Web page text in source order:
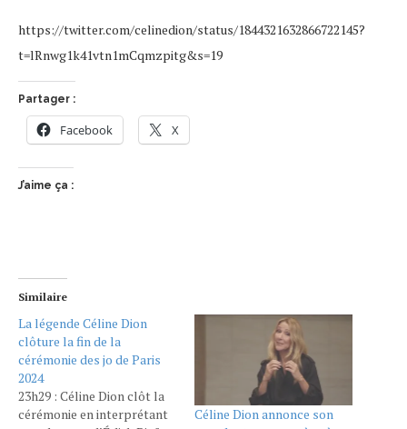
https://twitter.com/celinedion/status/1844321632866722145?
t=lRnwg1k41vtn1mCqmzpitg&s=19
Partager :
Facebook X
J’aime ça :
Similaire
La légende Céline Dion
clôture la fin de la
cérémonie des jo de Paris
2024
23h29 : Céline Dion clôt la
cérémonie en interprétant
Céline Dion annonce son